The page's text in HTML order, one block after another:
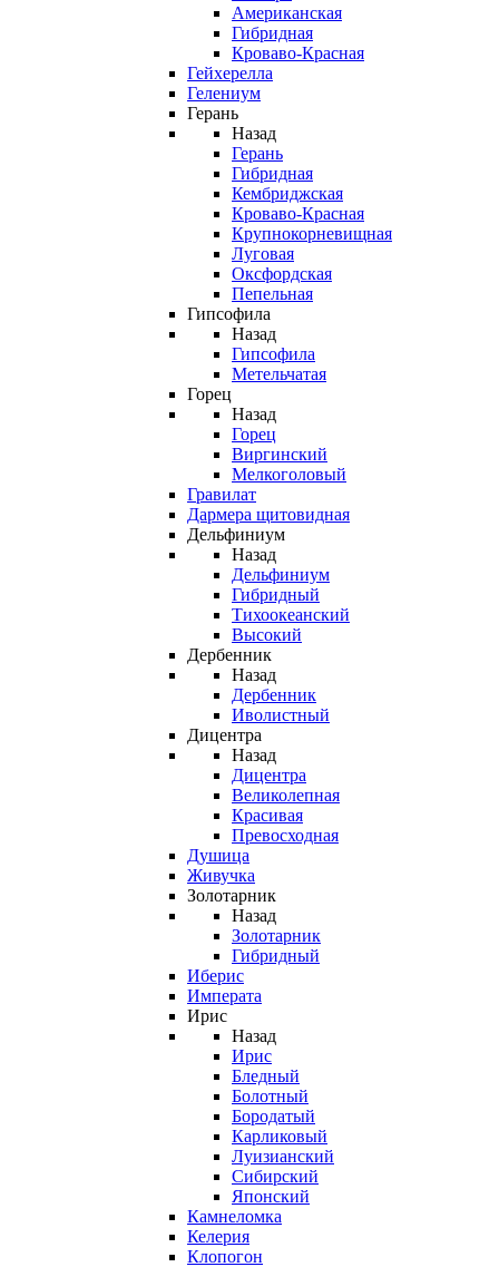
Американская
Гибридная
Кроваво-Красная
Гейхерелла
Гелениум
Герань
Назад
Герань
Гибридная
Кембриджская
Кроваво-Красная
Крупнокорневищная
Луговая
Оксфордская
Пепельная
Гипсофила
Назад
Гипсофила
Метельчатая
Горец
Назад
Горец
Виргинский
Мелкоголовый
Гравилат
Дармера щитовидная
Дельфиниум
Назад
Дельфиниум
Гибридный
Тихоокеанский
Высокий
Дербенник
Назад
Дербенник
Иволистный
Дицентра
Назад
Дицентра
Великолепная
Красивая
Превосходная
Душица
Живучка
Золотарник
Назад
Золотарник
Гибридный
Иберис
Императа
Ирис
Назад
Ирис
Бледный
Болотный
Бородатый
Карликовый
Луизианский
Сибирский
Японский
Камнеломка
Келерия
Клопогон